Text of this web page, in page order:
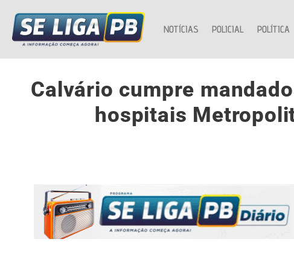
NOTÍCIAS POLICIAL POLÍTICA
Calvário cumpre
hospitais